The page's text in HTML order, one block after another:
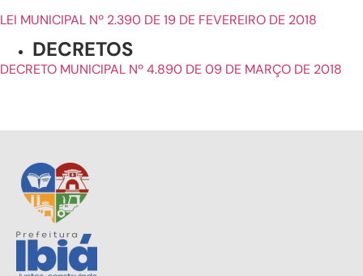
LEI MUNICIPAL Nº 2.390 DE 19 DE FEVEREIRO DE 2018
DECRETOS
DECRETO MUNICIPAL Nº 4.890 DE 09 DE MARÇO DE 2018